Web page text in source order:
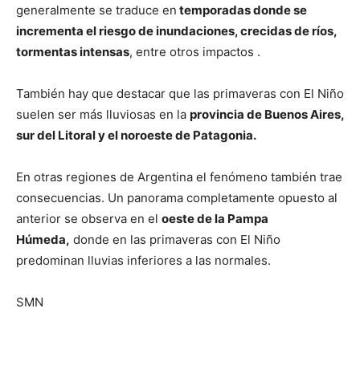
generalmente se traduce en temporadas donde se
incrementa el riesgo de inundaciones, crecidas de ríos,
tormentas intensas, entre otros impactos .
También hay que destacar que las primaveras con El Niño
suelen ser más lluviosas en la provincia de Buenos Aires,
sur del Litoral y el noroeste de Patagonia.
En otras regiones de Argentina el fenómeno también trae
consecuencias. Un panorama completamente opuesto al
anterior se observa en el oeste de la Pampa
Húmeda, donde en las primaveras con El Niño
predominan lluvias inferiores a las normales.
SMN